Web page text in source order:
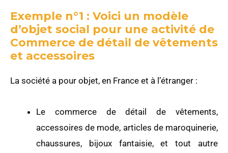
Exemple n°1 : Voici un modèle
d’objet social pour une activité de
Commerce de détail de vêtements
et accessoires
La société a pour objet, en France et à l’étranger :
Le commerce de détail de vêtements,
accessoires de mode, articles de maroquinerie,
chaussures, bijoux fantaisie, et tout autre